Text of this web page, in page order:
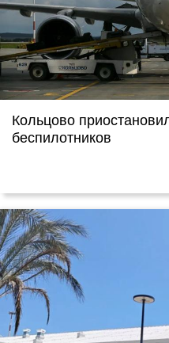
Кольцово
беспилотников